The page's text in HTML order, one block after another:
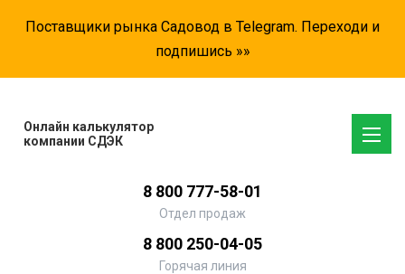
Поставщики рынка Садовод в Telegram. Переходи и
подпишись »»
Онлайн калькулятор
компании СДЭК
8 800 777-58-01
Отдел продаж
8 800 250-04-05
Горячая линия